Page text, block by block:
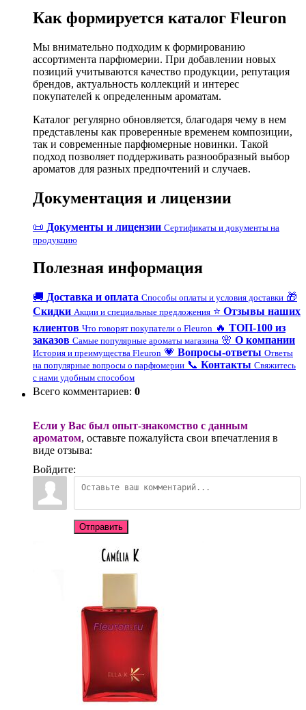
Как формируется каталог Fleuron
Мы внимательно подходим к формированию
ассортимента парфюмерии. При добавлении новых
позиций учитываются качество продукции, репутация
брендов, актуальность коллекций и интерес
покупателей к определенным ароматам.
Каталог регулярно обновляется, благодаря чему в нем
представлены как проверенные временем композиции,
так и современные парфюмерные новинки. Такой
подход позволяет поддерживать разнообразный выбор
ароматов для разных предпочтений и случаев.
Документация и лицензии
📜 Документы и лицензии Сертификаты и документы на
продукцию
Полезная информация
🚚 Доставка и оплата Способы оплаты и условия доставки 🎁
Скидки Акции и специальные предложения ⭐ Отзывы наших
клиентов Что говорят покупатели о Fleuron 🔥 ТОП-100 из
заказов Самые популярные ароматы магазина 🌸 О компании
История и преимущества Fleuron 💗 Вопросы-ответы Ответы
на популярные вопросы о парфюмерии 📞 Контакты Свяжитесь
с нами удобным способом
Всего комментариев: 0
Если у Вас был опыт-знакомство с данным
ароматом, оставьте пожалуйста свои впечатления в
виде отзыва:
Войдите:
Отправить